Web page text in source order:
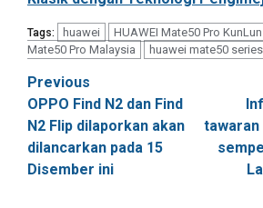
Tags: huawei HUAWEI Mate50 Pro
Mate50 Pro Malaysia
huawei mate50 series
Post
navigation
Previous
OPPO Find N2 dan Find
N2 Flip dilaporkan akan
dilancarkan pada 15
Disember ini
tawaran